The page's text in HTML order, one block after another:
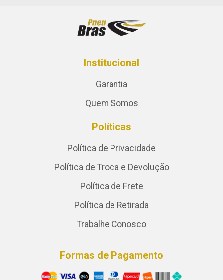
Institucional
Garantia
Quem Somos
Políticas
Política de Privacidade
Política de Troca e Devolução
Política de Frete
Política de Retirada
Trabalhe Conosco
Formas de Pagamento